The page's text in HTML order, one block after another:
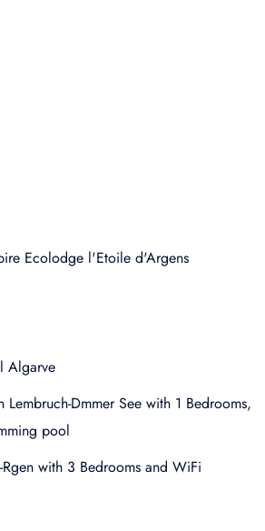
Ecolodge l'Etoile d'Argens
Algarve
Lembruch-Dmmer See with 1 Bedrooms,
pool
with 3 Bedrooms and WiFi